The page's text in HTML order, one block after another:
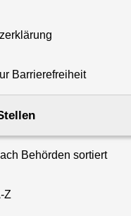
Barrierefreiheit
Behörden sortiert
Z